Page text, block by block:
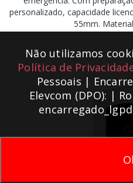
Não utilizamos
Política de
Pessoais |
Elevcom (DPO): |
personalizado, capacidade
55mm.